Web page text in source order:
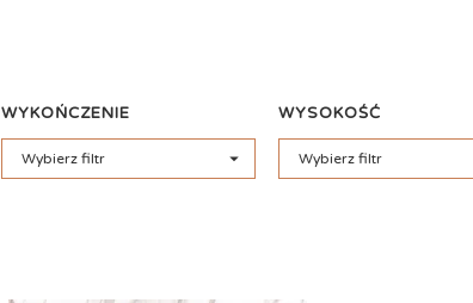
WYKOŃCZENIE
Wybierz filtr 
WYSOKOŚĆ
Wybierz filtr